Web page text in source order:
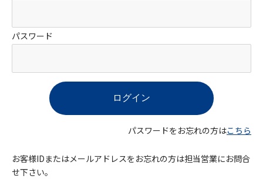
パスワード
パスワードをお忘れの方はこちら
お客様IDまたはメールアドレスをお忘れの方は担当営業にお問合
せ下さい。